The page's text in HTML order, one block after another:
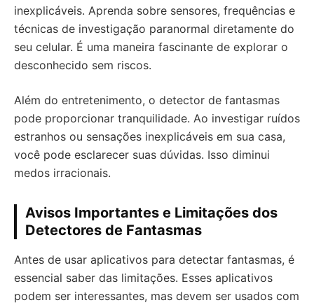
inexplicáveis. Aprenda sobre sensores, frequências e
técnicas de investigação paranormal diretamente do
seu celular. É uma maneira fascinante de explorar o
desconhecido sem riscos.
Além do entretenimento, o detector de fantasmas
pode proporcionar tranquilidade. Ao investigar ruídos
estranhos ou sensações inexplicáveis em sua casa,
você pode esclarecer suas dúvidas. Isso diminui
medos irracionais.
Avisos Importantes e Limitações dos
Detectores de Fantasmas
Antes de usar aplicativos para detectar fantasmas, é
essencial saber das limitações. Esses aplicativos
podem ser interessantes, mas devem ser usados com